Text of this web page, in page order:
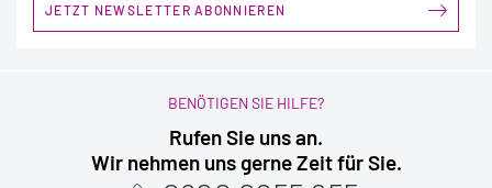
JETZT NEWSLETTER ABONNIEREN
BENÖTIGEN SIE HILFE?
Rufen Sie uns an.
Wir nehmen uns gerne Zeit für Sie.